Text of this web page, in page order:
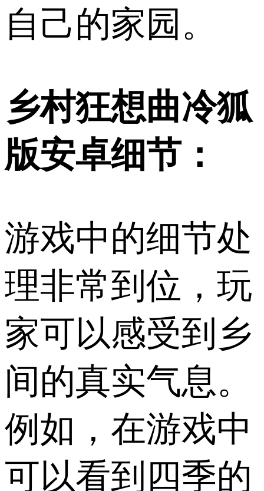
自己的家园。
乡村狂想曲冷狐
版安卓细节：
游戏中的细节处
理非常到位，玩
家可以感受到乡
间的真实气息。
例如，在游戏中
可以看到四季的